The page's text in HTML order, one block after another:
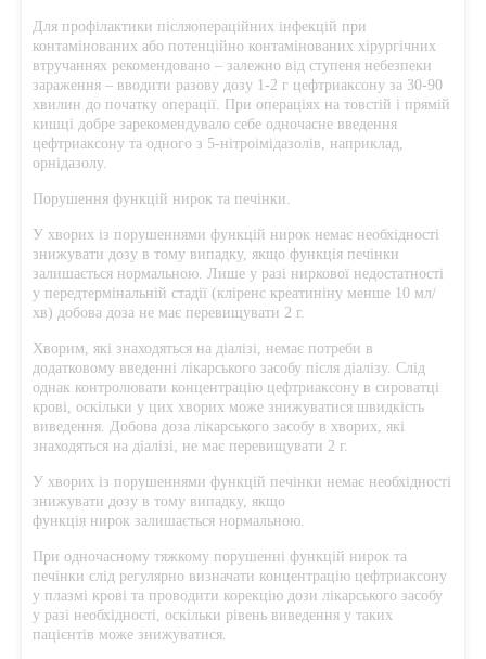
Для профілактики післяопераційних інфекцій при
контамінованих або потенційно контамінованих хірургічних
втручаннях рекомендовано – залежно від ступеня небезпеки
зараження – вводити разову дозу 1-2 г цефтриаксону за 30-90
хвилин до початку операції. При операціях на товстій і прямій
кишці добре зарекомендувало себе одночасне введення
цефтриаксону та одного з 5-нітроімідазолів, наприклад,
орнідазолу.
Порушення функцій нирок та печінки.
У хворих із порушеннями функцій нирок немає необхідності
знижувати дозу в тому випадку, якщо функція печінки
залишається нормальною. Лише у разі ниркової недостатності
у передтермінальній стадії (кліренс креатиніну менше 10 мл/
хв) добова доза не має перевищувати 2 г.
Хворим, які знаходяться на діалізі, немає потреби в
додатковому введенні лікарського засобу після діалізу. Слід
однак контролювати концентрацію цефтриаксону в сироватці
крові, оскільки у цих хворих може знижуватися швидкість
виведення. Добова доза лікарського засобу в хворих, які
знаходяться на діалізі, не має перевищувати 2 г.
У хворих із порушеннями функцій печінки немає необхідності
знижувати дозу в тому випадку, якщо
функція нирок залишається нормальною.
При одночасному тяжкому порушенні функцій нирок та
печінки слід регулярно визначати концентрацію цефтриаксону
у плазмі крові та проводити корекцію дози лікарського засобу
у разі необхідності, оскільки рівень виведення у таких
пацієнтів може знижуватися.